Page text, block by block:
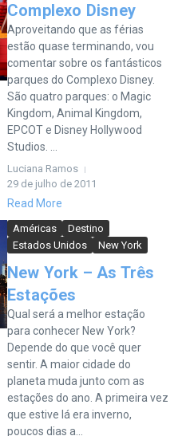
Complexo Disney
Aproveitando que as férias
estão quase terminando, vou
comentar sobre os fantásticos
parques do Complexo Disney.
São quatro parques: o Magic
Kingdom, Animal Kingdom,
EPCOT e Disney Hollywood
Studios. ...
Luciana Ramos
29 de julho de 2011
Read More
Américas
Destino
Estados Unidos
New York
New York – As Três
Estações
Qual será a melhor estação
para conhecer New York?
Depende do que você quer
sentir. A maior cidade do
planeta muda junto com as
estações do ano. A primeira vez
que estive lá era inverno,
poucos dias a...